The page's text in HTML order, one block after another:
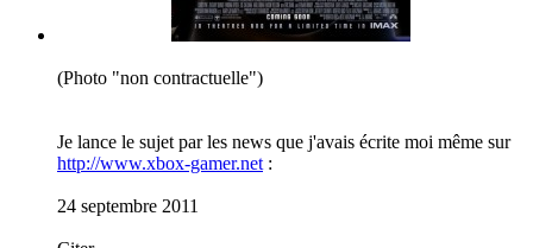
(Photo "non contractuelle")
Je lance le sujet par les news que j'avais écrite moi même sur
http://www.xbox-gamer.net :
24 septembre 2011